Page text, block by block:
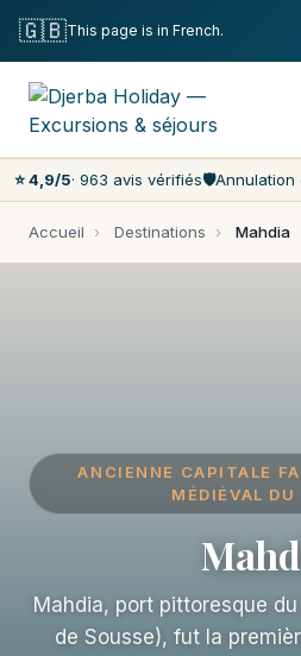
Annulation gratuite
Prix les moins chers du marché
⭐ 4,9/5· 963 avis vérifiés🛡️Annulation
Accueil › Destinations › Mahdia
ANCIENNE CAPITALE
MÉDIÉVAL DU
Mahdia, port pittoresque
de Sousse), fut la
🇬🇧This page is in French.